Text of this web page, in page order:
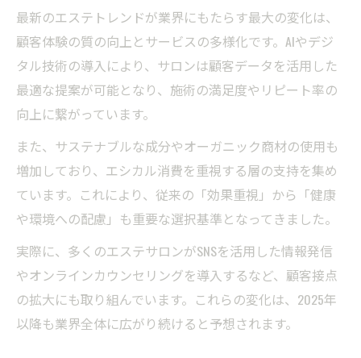
最新のエステトレンドが業界にもたらす最大の変化は、
顧客体験の質の向上とサービスの多様化です。AIやデジ
タル技術の導入により、サロンは顧客データを活用した
最適な提案が可能となり、施術の満足度やリピート率の
向上に繋がっています。
また、サステナブルな成分やオーガニック商材の使用も
増加しており、エシカル消費を重視する層の支持を集め
ています。これにより、従来の「効果重視」から「健康
や環境への配慮」も重要な選択基準となってきました。
実際に、多くのエステサロンがSNSを活用した情報発信
やオンラインカウンセリングを導入するなど、顧客接点
の拡大にも取り組んでいます。これらの変化は、2025年
以降も業界全体に広がり続けると予想されます。